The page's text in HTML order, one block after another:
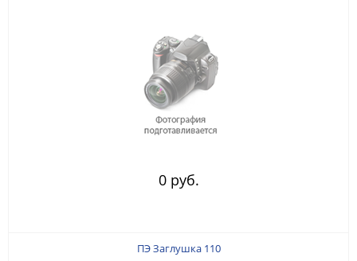
0 руб.
ПЭ Заглушка 110